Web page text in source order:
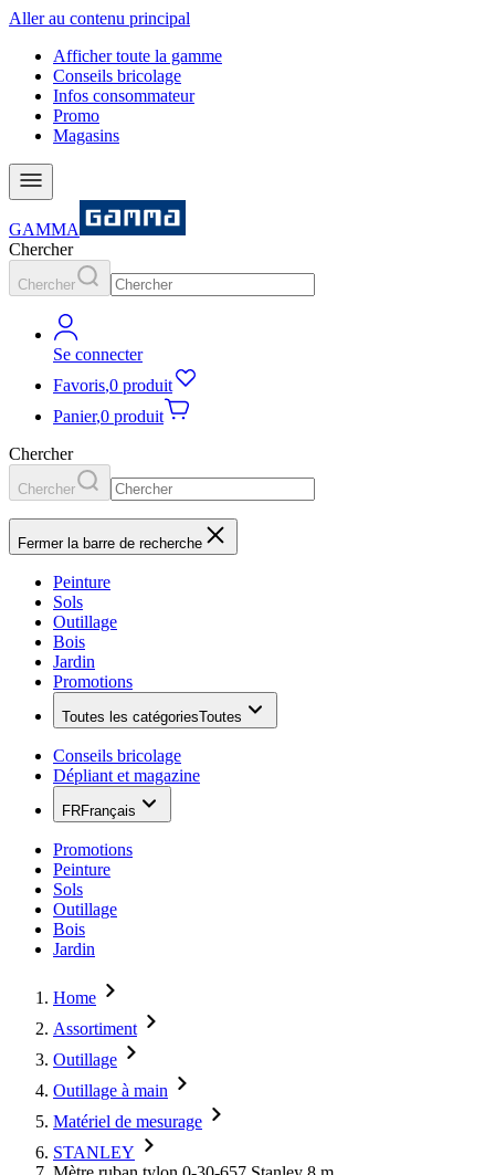
Aller au contenu principal
Afficher toute la gamme
Conseils bricolage
Infos consommateur
Promo
Magasins
GAMMA
Chercher
Chercher
Se connecter
Favoris,0 produit
Panier,0 produit
Chercher
Chercher
Fermer la barre de recherche
Peinture
Sols
Outillage
Bois
Jardin
Promotions
Toutes les catégoriesToutes
Conseils bricolage
Dépliant et magazine
FRFrançais
Promotions
Peinture
Sols
Outillage
Bois
Jardin
Home
Assortiment
Outillage
Outillage à main
Matériel de mesurage
STANLEY